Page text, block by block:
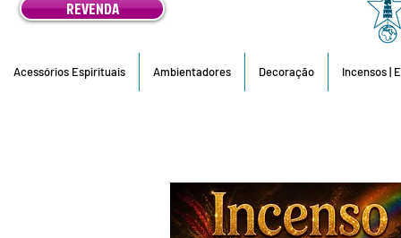
REVENDA
Acessórios Espirituais Ambientadores Decoração Incensos |